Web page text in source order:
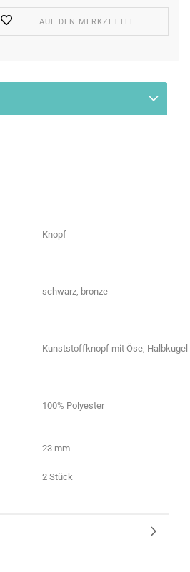
AUF DEN MERKZETTEL
Knopf
schwarz, bronze
Kunststoffknopf mit Öse, Halbkugel
100% Polyester
23 mm
2 Stück